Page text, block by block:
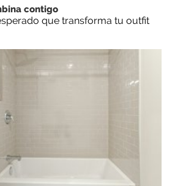
contigo
que transforma tu outfit